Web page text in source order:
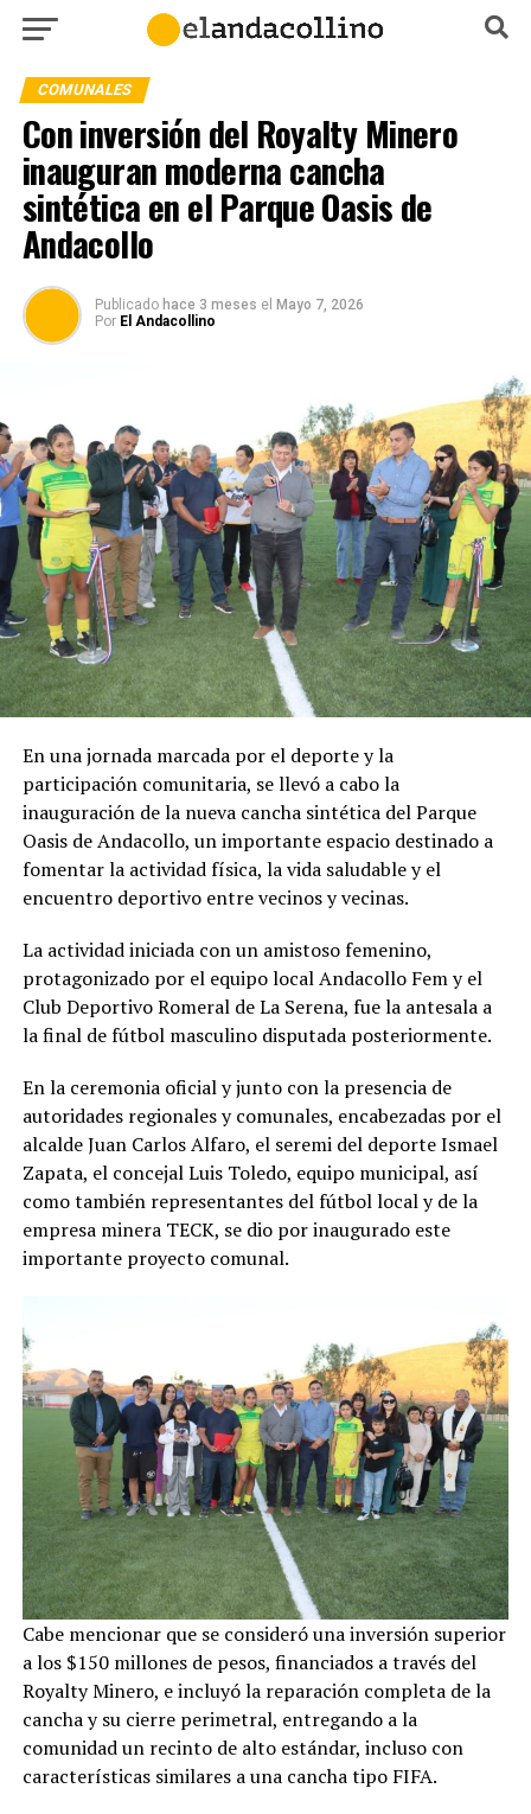
COMUNALES
Con inversión del Royalty Minero
inauguran moderna cancha
sintética en el Parque Oasis de
Andacollo
Publicado hace 3 meses el Mayo 7, 2026
Por El Andacollino
En una jornada marcada por el deporte y la
participación comunitaria, se llevó a cabo la
inauguración de la nueva cancha sintética del Parque
Oasis de Andacollo, un importante espacio destinado a
fomentar la actividad física, la vida saludable y el
encuentro deportivo entre vecinos y vecinas.
La actividad iniciada con un amistoso femenino,
protagonizado por el equipo local Andacollo Fem y el
Club Deportivo Romeral de La Serena, fue la antesala a
la final de fútbol masculino disputada posteriormente.
En la ceremonia oficial y junto con la presencia de
autoridades regionales y comunales, encabezadas por el
alcalde Juan Carlos Alfaro, el seremi del deporte Ismael
Zapata, el concejal Luis Toledo, equipo municipal, así
como también representantes del fútbol local y de la
empresa minera TECK, se dio por inaugurado este
importante proyecto comunal.
Cabe mencionar que se consideró una inversión superior
a los $150 millones de pesos, financiados a través del
Royalty Minero, e incluyó la reparación completa de la
cancha y su cierre perimetral, entregando a la
comunidad un recinto de alto estándar, incluso con
características similares a una cancha tipo FIFA.